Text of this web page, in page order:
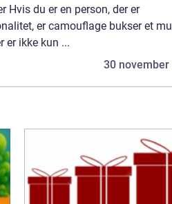
Hvis du er en person, der er
er camouflage bukser et
er ikke kun ...
30 november